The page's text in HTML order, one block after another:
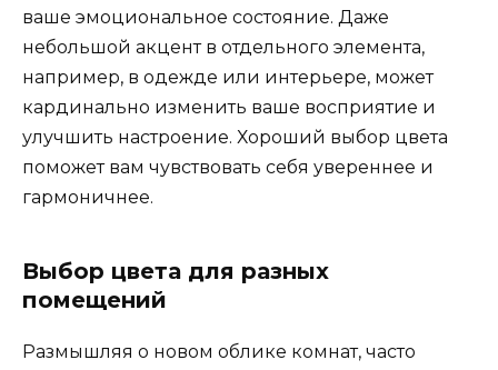
ваше эмоциональное состояние. Даже
небольшой акцент в отдельного элемента,
например, в одежде или интерьере, может
кардинально изменить ваше восприятие и
улучшить настроение. Хороший выбор цвета
поможет вам чувствовать себя увереннее и
гармоничнее.
Выбор цвета для разных
помещений
Размышляя о новом облике комнат, часто